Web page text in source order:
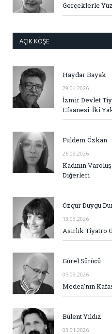
Gerçeklerle
AÇIK KÖŞE
Haydar Bayak
29.04.2026
İzmir Devlet
Efsanesi: İki
Fuldem Özkan
26.03.2026
Kadının
Diğerleri
Özgür Duygu
13.03.2026
Asırlık Tiyatro
Gürel Sürücü
05.03.2026
Medea’nın
Bülent Yıldız
03.01.2026